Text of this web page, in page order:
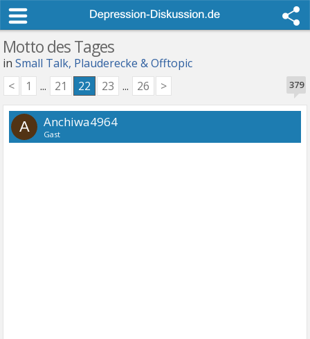
Motto des Tages
inSmall Talk, Plauderecke & Offtopic
379
< 1 ... 21 22 23 ... 26 >
A Anchiwa4964
Gast